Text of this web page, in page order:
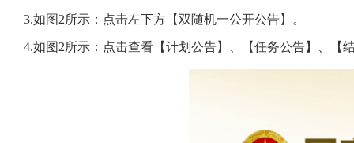
3.如图 2所示：点击左下方【双随机一公开公告】。
4.如图 2所示： 点击查看【计划公告】、【任务公告】、【